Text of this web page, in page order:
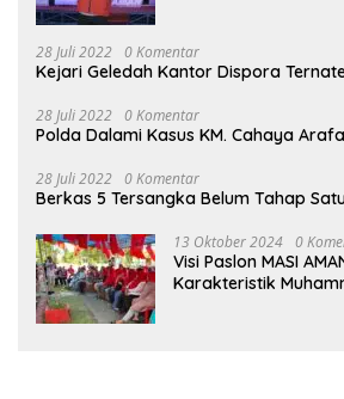
28 Juli 2022 0 Komentar
Kejari Geledah Kantor Dispora
28 Juli 2022 0 Komentar
Polda Dalami Kasus KM. Cahaya
28 Juli 2022 0 Komentar
Berkas 5 Tersangka Belum Tahap
13 Oktober 2024 0
Visi Paslon MASI
Karakteristik